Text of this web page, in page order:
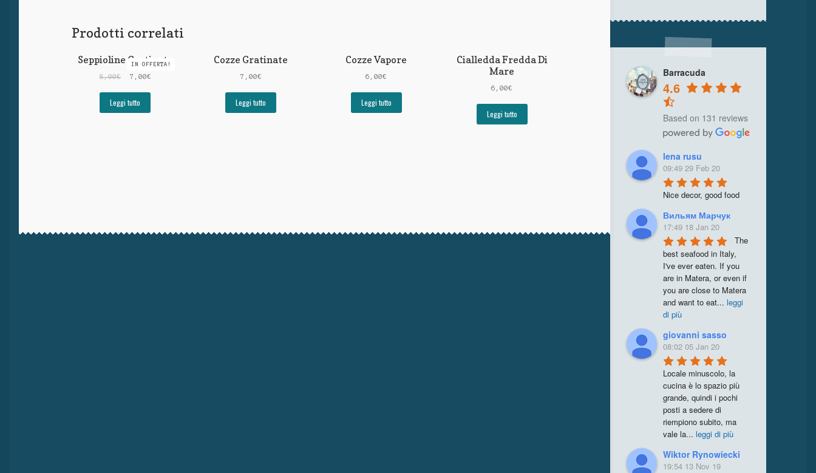
Prodotti correlati
Seppioline Gratinate
IN OFFERTA!
8,00€ 7,00€
Leggi tutto
Cozze Gratinate
7,00€
Leggi tutto
Cozze Vapore
6,00€
Leggi tutto
Cialledda Fredda Di
Mare
6,00€
Leggi tutto
Barracuda
4.6
Based on 131 reviews
lena rusu
09:49 29 Feb 20
Nice decor, good food
Вильям Марчук
17:49 18 Jan 20
The
best seafood in Italy,
I've ever eaten. If you
are in Matera, or even if
you are close to Matera
and want to eat... leggi
di più
giovanni sasso
08:02 05 Jan 20
Locale minuscolo, la
cucina è lo spazio più
grande, quindi i pochi
posti a sedere di
riempiono subito, ma
vale la... leggi di più
Wiktor Rynowiecki
19:54 13 Nov 19